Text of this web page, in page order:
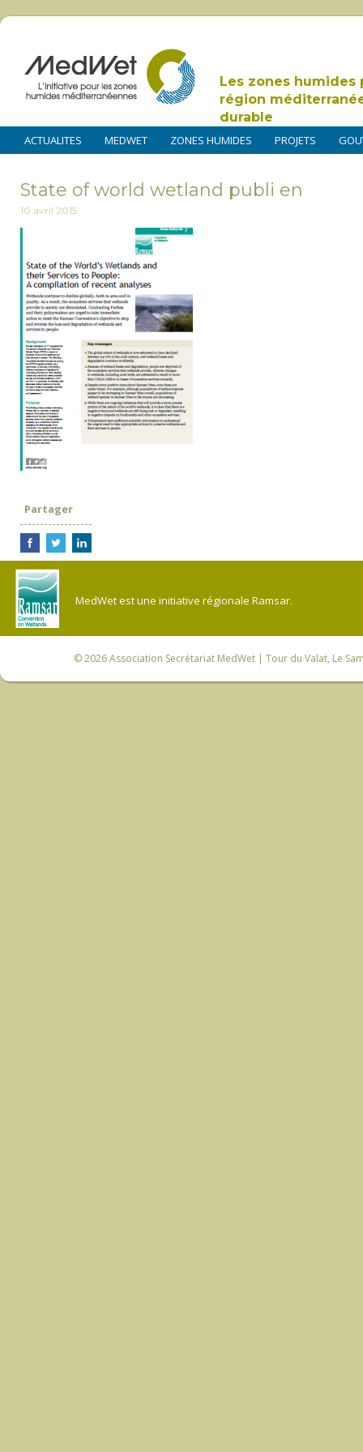
Les zones humides
région
durable
ACTUALITES MEDWET ZONES HUMIDES PROJETS
State of world wetland publi en
10 avril 2015
Partager
MedWet est une initiative régionale Ramsar.
© 2026Association Secrétariat MedWet | Tour du Valat, Le